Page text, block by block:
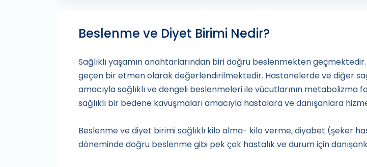
Beslenme ve Diyet Birimi Nedir?
Sağlıklı yaşamın anahtarlarından biri doğru beslenmekten
geçen bir etmen olarak değerlendirilmektedir. Hastanelerde ve diğer
amacıyla sağlıklı ve dengeli beslenmeleri ile vücutlarının
sağlıklı bir bedene kavuşmaları amacıyla hastalara ve danışanlara
Beslenme ve diyet birimi sağlıklı kilo alma- kilo verme, diyabet (şeker
döneminde doğru beslenme gibi pek çok hastalık ve durum için